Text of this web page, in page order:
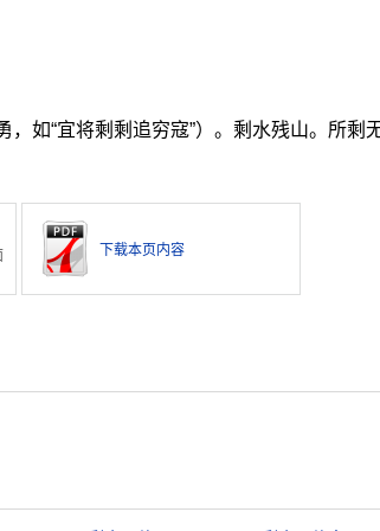
如“宜将剩剩追穷寇”）。剩水残山。所剩
下载本页内容